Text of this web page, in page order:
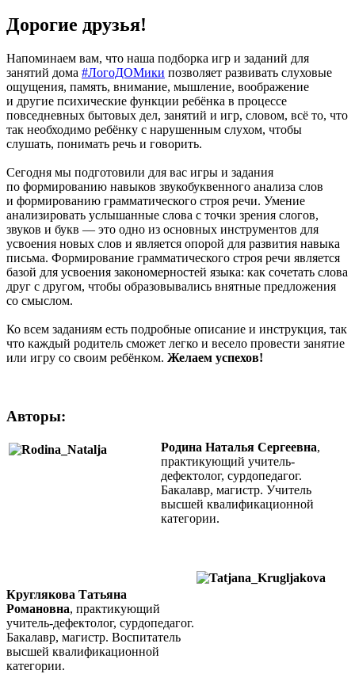
Дорогие друзья!
Напоминаем вам, что наша подборка игр и заданий для
занятий дома #ЛогоДОМики позволяет развивать слуховые
ощущения, память, внимание, мышление, воображение
и другие психические функции ребёнка в процессе
повседневных бытовых дел, занятий и игр, словом, всё то, что
так необходимо ребёнку с нарушенным слухом, чтобы
слушать, понимать речь и говорить.
Сегодня мы подготовили для вас игры и задания
по формированию навыков звукобуквенного анализа слов
и формированию грамматического строя речи. Умение
анализировать услышанные слова с точки зрения слогов,
звуков и букв — это одно из основных инструментов для
усвоения новых слов и является опорой для развития навыка
письма. Формирование грамматического строя речи является
базой для усвоения закономерностей языка: как сочетать слова
друг с другом, чтобы образовывались внятные предложения
со смыслом.
Ко всем заданиям есть подробные описание и инструкция, так
что каждый родитель сможет легко и весело провести занятие
или игру со своим ребёнком. Желаем успехов!
Авторы:
Родина Наталья Сергеевна,
практикующий учитель-
дефектолог, сурдопедагог.
Бакалавр, магистр. Учитель
высшей квалификационной
категории.
Круглякова Татьяна
Романовна, практикующий
учитель-дефектолог, сурдопедагог.
Бакалавр, магистр. Воспитатель
высшей квалификационной
категории.